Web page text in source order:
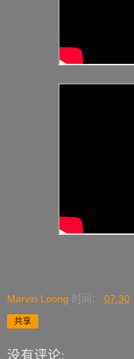
Marvin Loong 时间： 07:30
共享
没有评论: